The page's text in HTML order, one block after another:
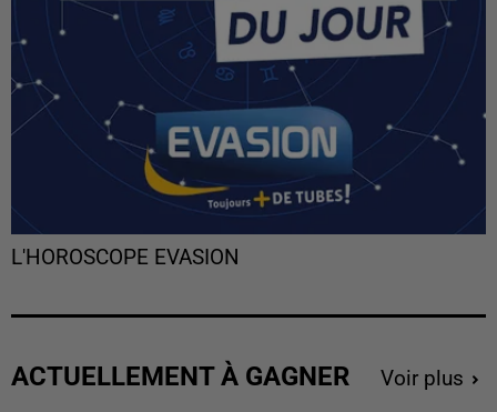
L'HOROSCOPE EVASION
ACTUELLEMENT À GAGNER Voir plus